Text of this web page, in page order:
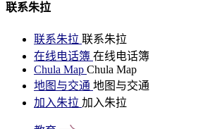
联系朱拉
联系朱拉 联系朱拉
在线电话簿 在线电话簿
Chula Map Chula Map
地图与交通 地图与交通
加入朱拉 加入朱拉